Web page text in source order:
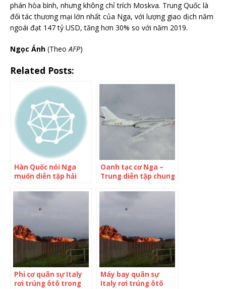
phán hòa bình, nhưng không chỉ trích Moskva. Trung Quốc là
đối tác thương mại lớn nhất của Nga, với lượng giao dịch năm
ngoái đạt 147 tỷ USD, tăng hơn 30% so với năm 2019.
Ngọc Ánh (TheoAFP)
Related Posts:
Hàn Quốc nói Nga
muốn diễn tập hải
Trung Quốc
Oanh tạc cơ Nga –
Trung diễn tập chung
Phi cơ quân sự Italy
rơi trúng ôtô trong
Máy bay quân sự
Italy rơi trúng ôtô